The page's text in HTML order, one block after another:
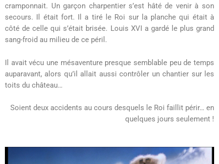
cramponnait. Un garçon charpentier s’est hâté de venir à son
secours. Il était fort. Il a tiré le Roi sur la planche qui était à
côté de celle qui s’était brisée. Louis XVI a gardé le plus grand
sang-froid au milieu de ce péril.
Il avait vécu une mésaventure presque semblable peu de temps
auparavant, alors qu’il allait aussi contrôler un chantier sur les
toits du château…
Soient deux accidents au cours desquels le Roi faillit périr… en
quelques jours seulement !